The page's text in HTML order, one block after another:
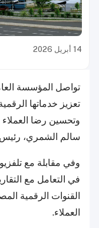
14 أبريل 2026
تواصل المؤسسة
تعزيز خدماتها
وتحسين رضا
سالم الشمري، رئيس
وفي مقابلة مع
في التعامل مع
القنوات الرقمية
العملاء.